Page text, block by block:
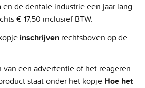
de dentale industrie een jaar lang
€ 17,50 inclusief BTW.
inschrijven rechtsboven op de
van een advertentie of het reageren
staat onder het kopje Hoe het